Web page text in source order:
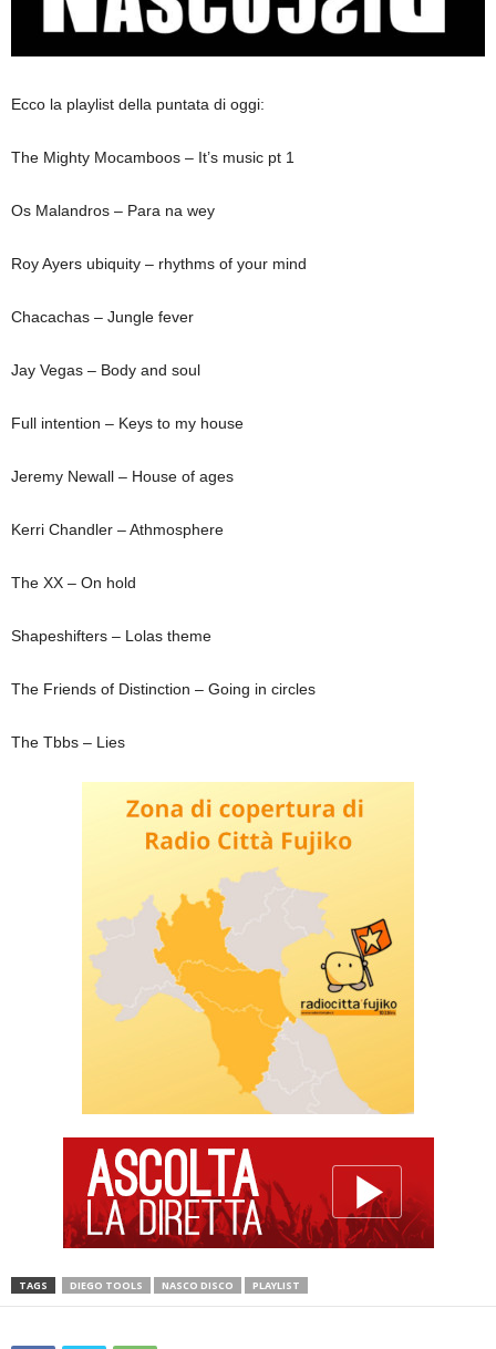
Ecco la playlist della puntata di oggi:
The Mighty Mocamboos – It’s music pt 1
Os Malandros – Para na wey
Roy Ayers ubiquity – rhythms of your mind
Chacachas – Jungle fever
Jay Vegas – Body and soul
Full intention – Keys to my house
Jeremy Newall – House of ages
Kerri Chandler – Athmosphere
The XX – On hold
Shapeshifters – Lolas theme
The Friends of Distinction – Going in circles
The Tbbs – Lies
TAGS DIEGO TOOLS NASCO DISCO PLAYLIST